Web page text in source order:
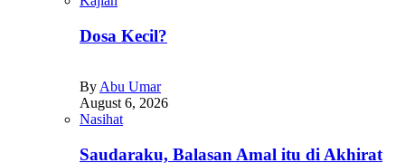
Dosa Kecil?
By Abu Umar
August 6, 2026
Nasihat
Saudaraku, Balasan Amal itu di Akhirat